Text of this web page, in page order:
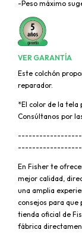
-Peso máximo
VER GARANTÍA
Este colchón
reparador.
*El color de la
Consúltanos por
En Fisher te
mejor calidad,
una amplia
consejos para que
tienda oficial de
fábrica